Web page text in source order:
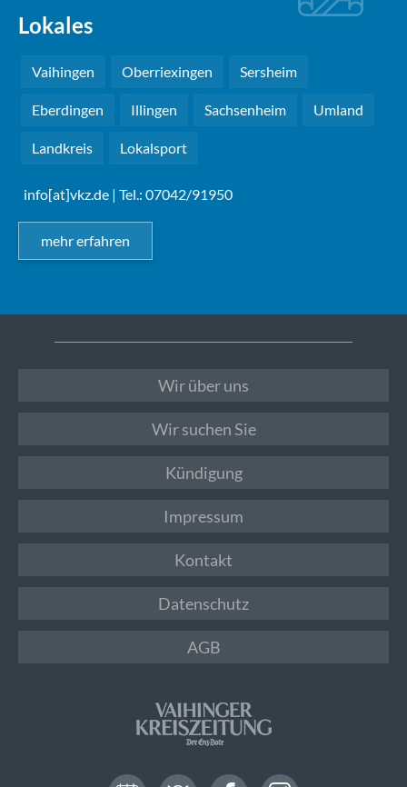
Lokales
Vaihingen Oberriexingen Sersheim
Eberdingen Illingen Sachsenheim Umland
Landkreis Lokalsport
info[at]vkz.de | Tel.: 07042/91950
mehr erfahren
Wir über uns
Wir suchen Sie
Kündigung
Impressum
Kontakt
Datenschutz
AGB